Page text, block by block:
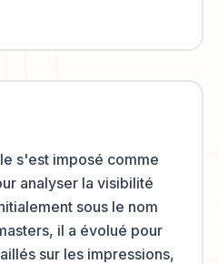
s'est imposé comme
analyser la visibilité
sous le nom
il a évolué pour
sur les impressions,